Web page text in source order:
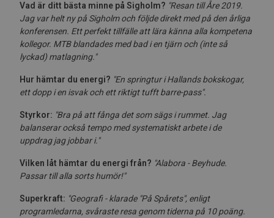
Vad är ditt bästa minne på Sigholm? "Resan till Åre 2019.
Jag var helt ny på Sigholm och följde direkt med på den årliga
konferensen. Ett perfekt tillfälle att lära känna alla kompetena
kollegor. MTB blandades med bad i en tjärn och (inte så
lyckad) matlagning."
Hur hämtar du energi? "En springtur i Hallands bokskogar,
ett dopp i en isvak och ett riktigt tufft barre-pass".
Styrkor: "Bra på att fånga det som sägs i rummet. Jag
balanserar också tempo med systematiskt arbete i de
uppdrag jag jobbar i."
Vilken låt hämtar du energi från? "Alabora - Beyhude.
Passar till alla sorts humör!"
Superkraft: "Geografi - klarade "På Spårets", enligt
programledarna, svåraste resa genom tiderna på 10 poäng.